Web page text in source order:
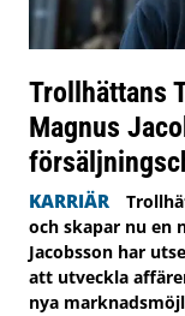
Trollhättans
Magnus
KARRIÄR
och skapar nu en
Jacobsson har
att utveckla
nya